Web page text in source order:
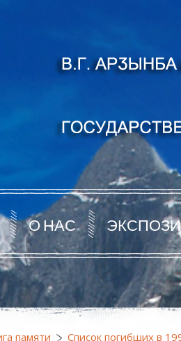
О НАС
памяти Список погибших в